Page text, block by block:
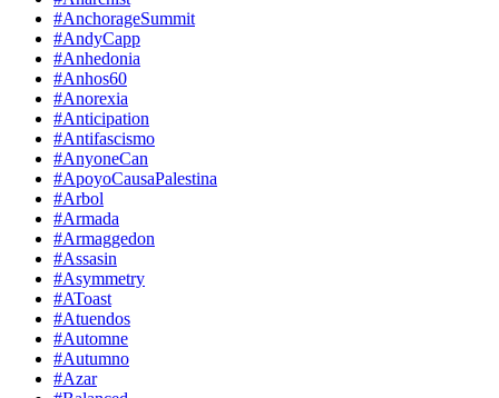
#AnchorageSummit
#AndyCapp
#Anhedonia
#Anhos60
#Anorexia
#Anticipation
#Antifascismo
#AnyoneCan
#ApoyoCausaPalestina
#Arbol
#Armada
#Armaggedon
#Assasin
#Asymmetry
#AToast
#Atuendos
#Automne
#Autumno
#Azar